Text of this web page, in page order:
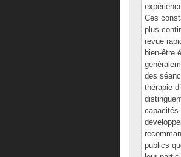
Ces
plus
revue
bien-être
des
thérapie
capacités
publics